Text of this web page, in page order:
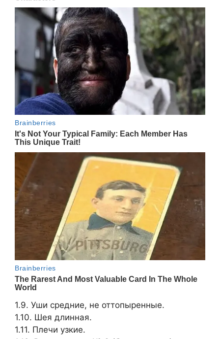
1.9. Уши средние, не оттопыренные.
1.10. Шея длинная.
1.11. Плечи узкие.